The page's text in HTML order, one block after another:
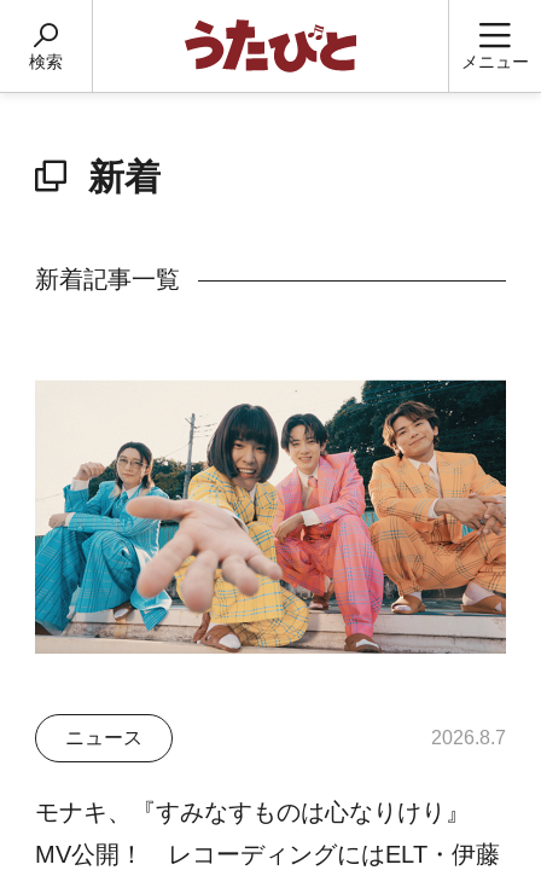
検索 メニュー
新着
新着記事一覧
ニュース 2026.8.7
モナキ、『すみなすものは心なりけり』
MV公開！ レコーディングにはELT・伊藤